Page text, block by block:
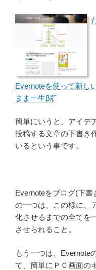
Evernoteを使って新し
まま一生β版
簡単にいうと、アイデ
投稿する文章の下書き
いるという事です。
Evernoteをブログ(下
の一つは、この様に、
化させるまでの全てを
させられること。
もう一つは、Evernote
て、簡単にＰＣ画面の